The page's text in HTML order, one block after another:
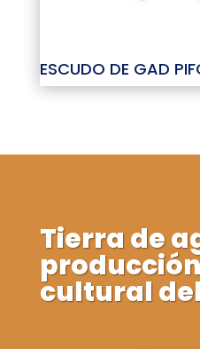
ESCUDO DE GAD
Tierra de
cultural